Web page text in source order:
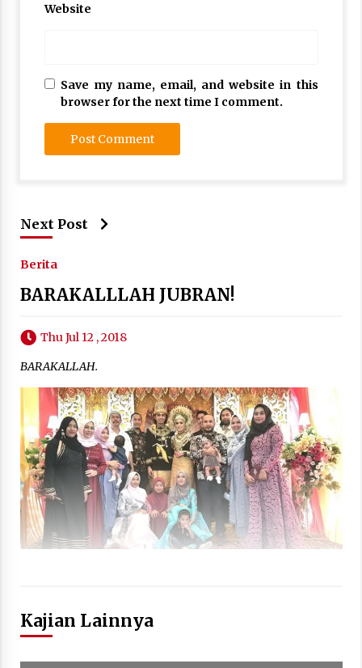
Website
Save my name, email, and website in this
browser for the next time I comment.
Next Post
Berita
BARAKALLLAH JUBRAN!
Thu Jul 12 , 2018
BARAKALLAH.
Kajian Lainnya